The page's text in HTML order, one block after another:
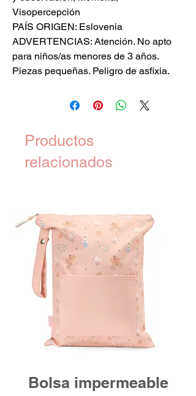
Visopercepción
PAÍS ORIGEN: Eslovenia
ADVERTENCIAS: Atención. No apto
para niños/as menores de 3 años.
Piezas pequeñas. Peligro de asfixia.
Productos
relacionados
Bolsa impermeable